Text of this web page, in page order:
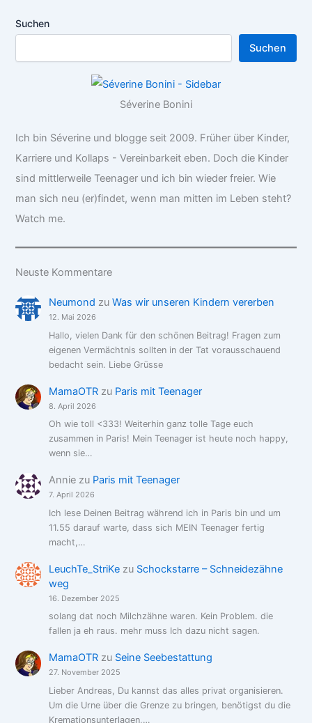
Suchen
Suchen
Séverine Bonini
Ich bin Séverine und blogge seit 2009. Früher über Kinder,
Karriere und Kollaps - Vereinbarkeit eben. Doch die Kinder
sind mittlerweile Teenager und ich bin wieder freier. Wie
man sich neu (er)findet, wenn man mitten im Leben steht?
Watch me.
Neuste Kommentare
Neumond zu Was wir unseren Kindern vererben
12. Mai 2026
Hallo, vielen Dank für den schönen Beitrag! Fragen zum
eigenen Vermächtnis sollten in der Tat vorausschauend
bedacht sein. Liebe Grüsse
MamaOTRzu Paris mit Teenager
8. April 2026
Oh wie toll <333! Weiterhin ganz tolle Tage euch
zusammen in Paris! Mein Teenager ist heute noch happy,
wenn sie…
Anniezu Paris mit Teenager
7. April 2026
Ich lese Deinen Beitrag während ich in Paris bin und um
11.55 darauf warte, dass sich MEIN Teenager fertig
macht,…
LeuchTe_StriKezu Schockstarre – Schneidezähne
weg
16. Dezember 2025
solang dat noch Milchzähne waren. Kein Problem. die
fallen ja eh raus. mehr muss Ich dazu nicht sagen.
MamaOTRzu Seine Seebestattung
27. November 2025
Lieber Andreas, Du kannst das alles privat organisieren.
Um die Urne über die Grenze zu bringen, benötigst du die
Kremationsunterlagen,…